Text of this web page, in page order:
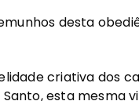
desta
criativa dos
esta mesma